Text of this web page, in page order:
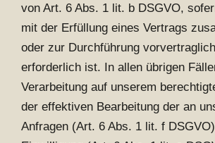
von Art. 6 Abs. 1 lit. b DSGVO,
mit der Erfüllung eines Vertrags
oder zur Durchführung
erforderlich ist. In allen übrigen
Verarbeitung auf unserem
der effektiven Bearbeitung der an
Anfragen (Art. 6 Abs. 1 lit. f